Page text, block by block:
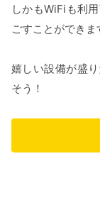
しかもWiFiも利
ごすことができま
嬉しい設備が盛
そう！